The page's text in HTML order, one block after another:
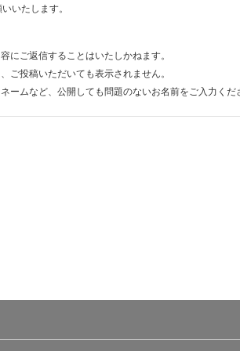
いたします。
にご返信することはいたしかねます。
ご投稿いただいても表示されません。
ームなど、公開しても問題のないお名前をご入力くだ